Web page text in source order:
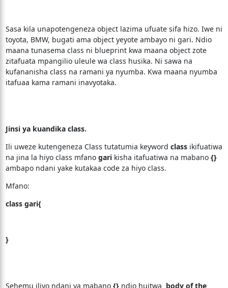
Sasa kila unapotengeneza object lazima ufuate sifa hizo. Iwe ni
toyota, BMW, bugati ama object yeyote ambayo ni gari. Ndio
maana tunasema class ni blueprint kwa maana object zote
zitafuata mpangilio uleule wa class husika. Ni sawa na
kufananisha class na ramani ya nyumba. Kwa maana nyumba
itafuaa kama ramani inavyotaka.
Jinsi ya kuandika class.
Ili uweze kutengeneza Class tutatumia keyword classikifuatiwa
na jina la hiyo class mfano garikisha itafuatiwa na mabano {}
ambapo ndani yake kutakaa code za hiyo class.
Mfano:
class gari{
}
Sehemu iliyo ndani ya mabano {}ndio huitwa body of the